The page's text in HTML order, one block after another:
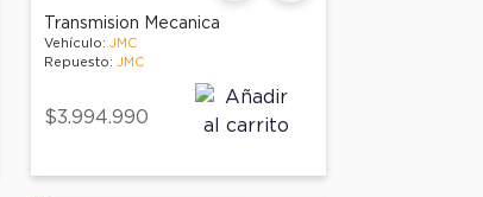
Transmision Mecanica
Vehículo:JMC
Repuesto:JMC
$3.994.990